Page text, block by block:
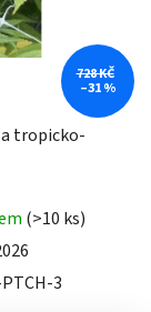
tropicko-
(>10 ks)
3
728 KČ
–31 %